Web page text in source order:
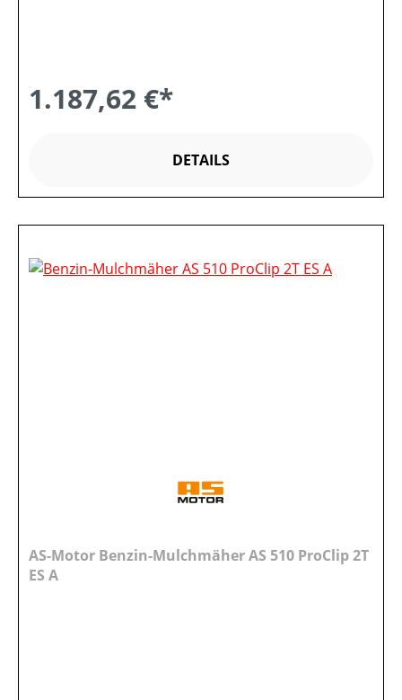
1.187,62 €*
DETAILS
AS-Motor Benzin-Mulchmäher AS 510 ProClip 2T
ES A